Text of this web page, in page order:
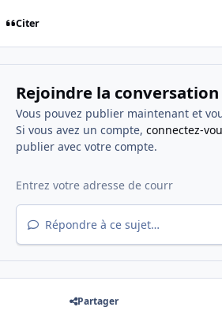
Citer
Rejoindre la conversation
Vous pouvez publier maintenant et
Si vous avez un compte, connectez-
publier avec votre compte.
Répondre à ce sujet…
Partager